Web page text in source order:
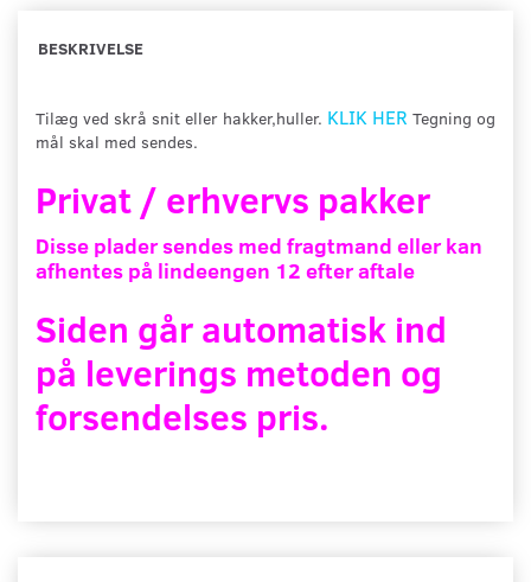
BESKRIVELSE
Tilæg ved skrå snit eller hakker,huller. KLIK HER Tegning og
mål skal med sendes.
Privat / erhvervs pakker
Disse plader sendes med fragtmand eller kan
afhentes på lindeengen 12 efter aftale
Siden går automatisk ind
på leverings metoden og
forsendelses pris.